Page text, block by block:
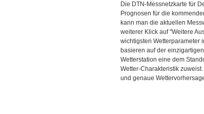
Die DTN-Messnetzkarte für
Prognosen für die
kann man die aktuellen
weiterer Klick auf "Weitere
wichtigsten Wetterparameter
basieren auf der
Wetterstation eine dem
Wetter-Charakteristik
und genaue